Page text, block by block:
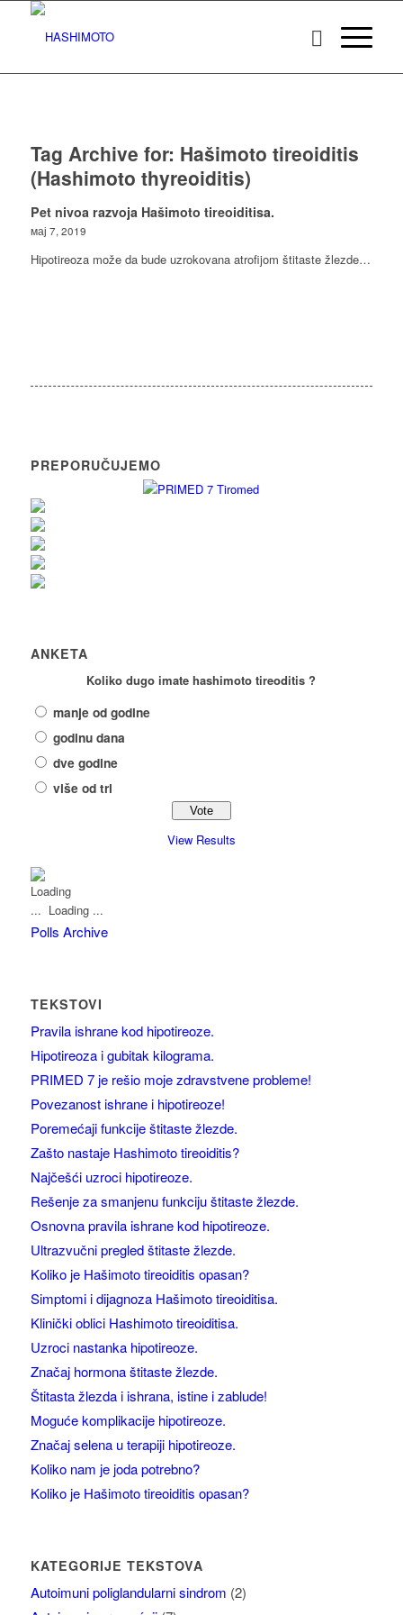
Tag Archive for: Hašimoto tireoiditis
(Hashimoto thyreoiditis)
Pet nivoa razvoja Hašimoto tireoiditisa.
мај 7, 2019
Hipotireoza može da bude uzrokovana atrofijom štitaste žlezde…
PREPORUČUJEMO
ANKETA
Koliko dugo imate hashimoto tireoditis ?
manje od godine
godinu dana
dve godine
više od tri
View Results
Loading ...
Polls Archive
TEKSTOVI
Pravila ishrane kod hipotireoze.
Hipotireoza i gubitak kilograma.
PRIMED 7 je rešio moje zdravstvene probleme!
Povezanost ishrane i hipotireoze!
Poremećaji funkcije štitaste žlezde.
Zašto nastaje Hashimoto tireoiditis?
Najčešći uzroci hipotireoze.
Rešenje za smanjenu funkciju štitaste žlezde.
Osnovna pravila ishrane kod hipotireoze.
Ultrazvučni pregled štitaste žlezde.
Koliko je Hašimoto tireoiditis opasan?
Simptomi i dijagnoza Hašimoto tireoiditisa.
Klinički oblici Hashimoto tireoiditisa.
Uzroci nastanka hipotireoze.
Značaj hormona štitaste žlezde.
Štitasta žlezda i ishrana, istine i zablude!
Moguće komplikacije hipotireoze.
Značaj selena u terapiji hipotireoze.
Koliko nam je joda potrebno?
Koliko je Hašimoto tireoiditis opasan?
KATEGORIJE TEKSTOVA
Autoimuni poliglandularni sindrom (2)